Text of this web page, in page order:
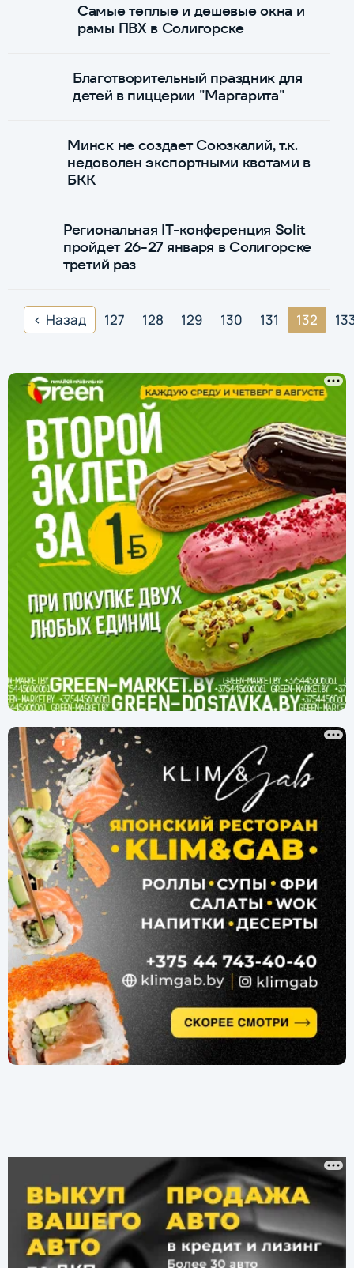
Самые теплые и дешевые окна и
рамы ПВХ в Солигорске
Благотворительный праздник для
детей в пиццерии "Маргарита"
Минск не создает Союзкалий, т.к.
недоволен экспортными квотами в
БКК
Региональная IT-конференция Solit
пройдет 26-27 января в Солигорске
третий раз
Назад 127 128 129 130 131 132